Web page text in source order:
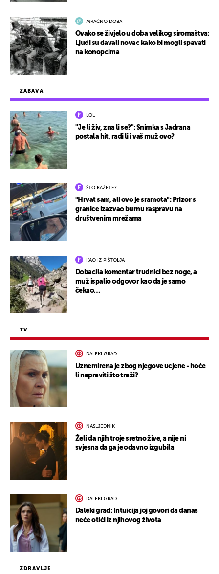
ZDRAVLJE
ZABAVA
LOL
"Je li živ, zna li se?": Snimka s Jadrana
postala hit, radi li i vaš muž ovo?
ŠTO KAŽETE?
"Hrvat sam, ali ovo je sramota": Prizor s
granice izazvao burnu raspravu na
društvenim mrežama
KAO IZ PIŠTOLJA
Dobacila komentar trudnici bez noge, a
muž ispalio odgovor kao da je samo
čekao…
TV
DALEKI GRAD
Uznemirena je zbog njegove ucjene - hoće
li napraviti što traži?
NASLJEDNIK
Želi da njih troje sretno žive, a nije ni
svjesna da ga je odavno izgubila
DALEKI GRAD
Daleki grad: Intuicija joj govori da danas
neće otići iz njihovog života
MRAČNO DOBA
Ovako se živjelo u doba velikog siromaštva:
Ljudi su davali novac kako bi mogli spavati
na konopcima